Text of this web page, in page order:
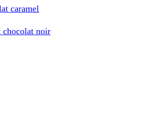
caramel
chocolat noir